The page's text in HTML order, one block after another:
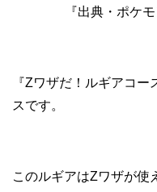
『出典・ポケ
『Zワザだ！ルギアコ
スです。
このルギアはZワザが使